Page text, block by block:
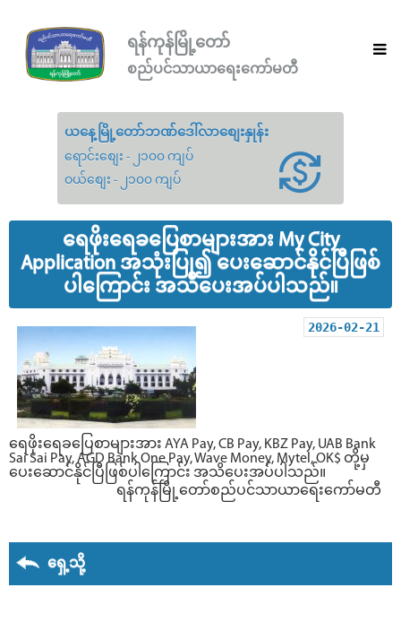
ရန်ကုန်မြို့တော်
စည်ပင်သာယာရေးကော်မတီ
ယနေ့မြို့တော်ဘဏ်ဒေါ်လာစျေးနှုန်း
ရောင်းစျေး - ၂၁၀၀ ကျပ်
ဝယ်စျေး - ၂၁၀၀ ကျပ်
ရေဖိုးရေခပြေစာများအား My City
Application အသုံးပြု၍ ပေးဆောင်နိုင်ပြီဖြစ်
ပါကြောင်း အသိပေးအပ်ပါသည်။
2026-02-21
ရေဖိုးရေခပြေစာများအား AYA Pay, CB Pay, KBZ Pay, UAB Bank
Sai Sai Pay, AGD Bank One Pay, Wave Money, Mytel, OK$ တို့မှ
ပေးဆောင်နိုင်ပြီဖြစ်ပါကြောင်း အသိပေးအပ်ပါသည်။
ရန်ကုန်မြို့တော်စည်ပင်သာယာရေးကော်မတီ
ရှေ့သို့